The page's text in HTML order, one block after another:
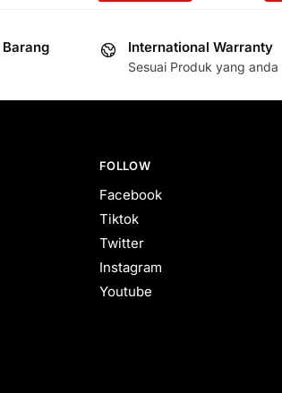
International Warranty
Sesuai Produk yang anda
FOLLOW
Facebook
Tiktok
Twitter
Instagram
Youtube